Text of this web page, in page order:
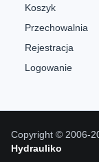
Koszyk
Przechowalnia
Rejestracja
Logowanie
Copyright © 2006-
Hydrauliko